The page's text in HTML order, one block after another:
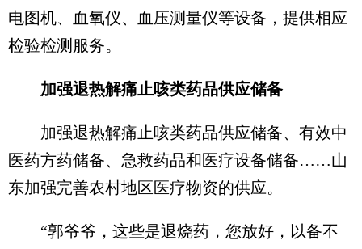
电图机、血氧仪、血压测量仪等设备，提供相应
检验检测服务。
加强退热解痛止咳类药品供应储备
加强退热解痛止咳类药品供应储备、有效中
医药方药储备、急救药品和医疗设备储备……山
东加强完善农村地区医疗物资的供应。
“郭爷爷，这些是退烧药，您放好，以备不